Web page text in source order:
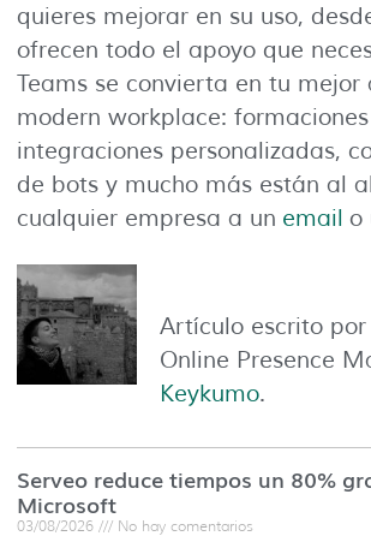
quieres mejorar en su uso,
ofrecen todo el apoyo que
Teams se convierta en tu mejor
modern workplace:
integraciones personalizadas,
de bots y mucho más están al
cualquier empresa a un email o
Artículo escrito por
Online Presence
Keykumo.
Serveo reduce tiempos un 80%
Microsoft
03/08/2026 No hay comentarios